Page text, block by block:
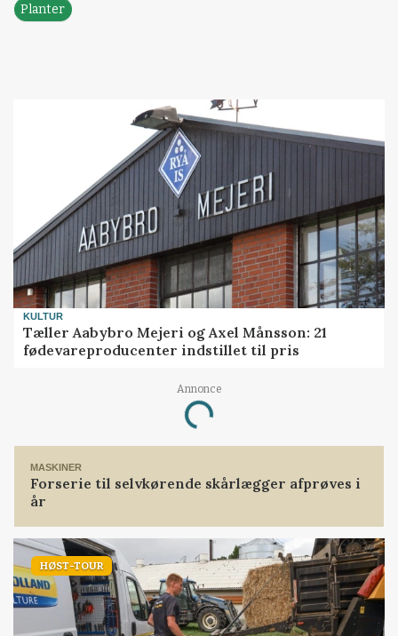
Planter
KULTUR
Tæller Aabybro Mejeri og Axel Månsson: 21
fødevareproducenter indstillet til pris
Annonce
Loading...
MASKINER
Forserie til selvkørende skårlægger afprøves i
år
HØST-TOUR